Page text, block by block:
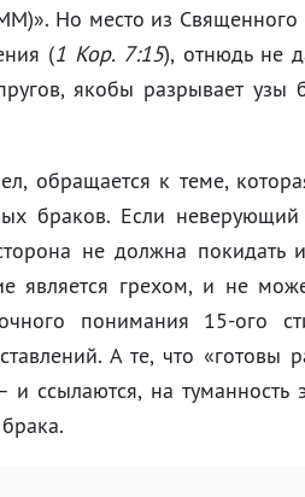
Но место из
(1 Кор. 7:15), отнюдь не
якобы разрывает
обращается к теме,
браков. Если неверующий
не должна покидать
является грехом, и не
понимания 15-ого
А те, что «готовы
и ссылаются, на